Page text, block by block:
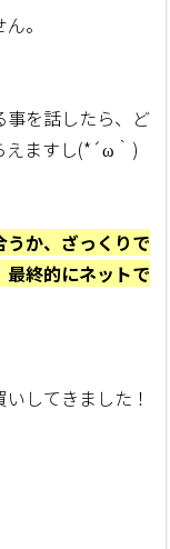
。
事を話したら、ど
えますし(*´ω｀)
か、ざっくりで
終的にネットで
してきました！